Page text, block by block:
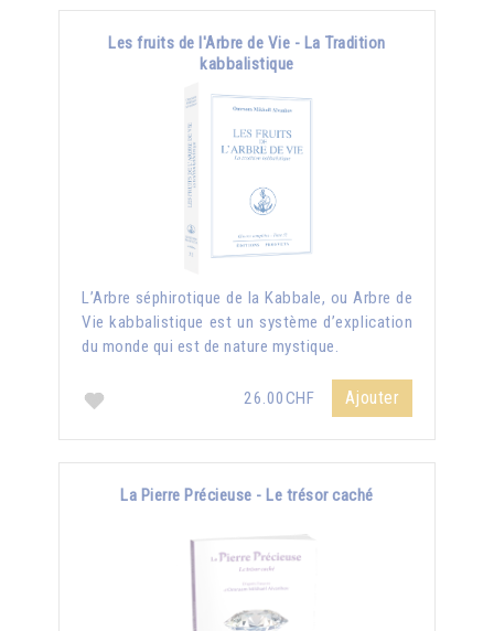
Les fruits de l'Arbre de Vie - La Tradition
kabbalistique
L’Arbre séphirotique de la Kabbale, ou Arbre de
Vie kabbalistique est un système d’explication
du monde qui est de nature mystique.
26.00CHF Ajouter
La Pierre Précieuse - Le trésor caché